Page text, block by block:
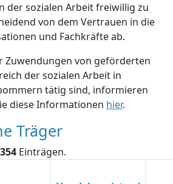
der sozialen Arbeit freiwillig zu
von dem Vertrauen in die
und Fachkräfte ab.
Zuwendungen von geförderten
der sozialen Arbeit in
tätig sind, informieren
diese Informationen hier.
Träger
354 Einträgen.